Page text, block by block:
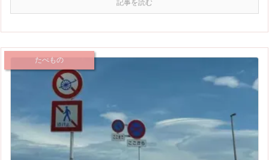
記事を読む
たべもの